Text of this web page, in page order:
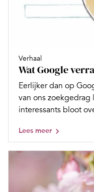
Verhaal
Wat Google
Eerlijker dan op
van ons
interessants bloot
Lees meer